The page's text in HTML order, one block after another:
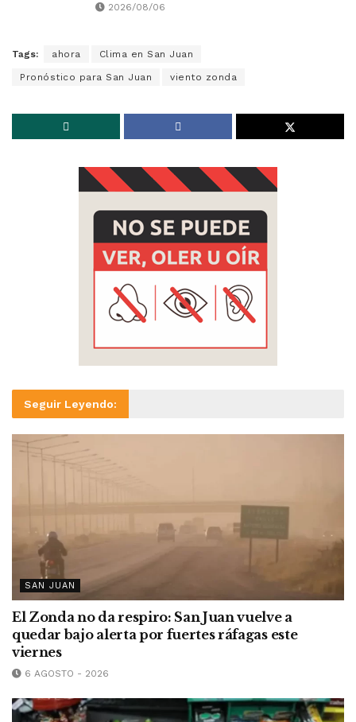
2026/08/06
Tags: ahora Clima en San Juan
Pronóstico para San Juan viento zonda
Seguir Leyendo:
SAN JUAN
El Zonda no da respiro: San Juan vuelve a
quedar bajo alerta por fuertes ráfagas este
viernes
6 AGOSTO - 2026